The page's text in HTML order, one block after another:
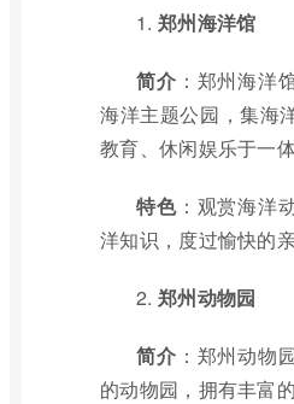
1. 郑州海洋馆
简介 ：郑州海洋
海洋主题公园，集海
教育、休闲娱乐于一体
特色：观赏海洋
洋知识，度过愉快的亲
2. 郑州动物园
简介 ：郑州动物
的动物园，拥有丰富